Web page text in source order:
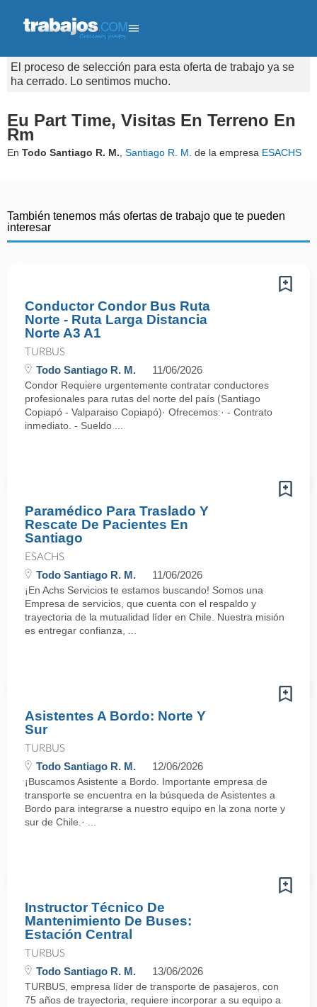
El proceso de selección para esta oferta de trabajo ya se
ha cerrado. Lo sentimos mucho.
Eu Part Time, Visitas En Terreno En
Rm
En Todo Santiago R. M. Santiago R. M. de la empresa ESACHS
También tenemos más ofertas de trabajo que te pueden
interesar
Conductor Condor Bus Ruta
Norte - Ruta Larga Distancia
Norte A3 A1
TURBUS
Todo Santiago R. M. 11/06/2026
Condor Requiere urgentemente contratar conductores
profesionales para rutas del norte del país (Santiago
Copiapó - Valparaiso Copiapó)· Ofrecemos:· - Contrato
inmediato. - Sueldo ...
Paramédico Para Traslado Y
Rescate De Pacientes En
Santiago
ESACHS
Todo Santiago R. M. 11/06/2026
¡En Achs Servicios te estamos buscando! Somos una
Empresa de servicios, que cuenta con el respaldo y
trayectoria de la mutualidad líder en Chile. Nuestra misión
es entregar confianza, ...
Asistentes A Bordo: Norte Y
Sur
TURBUS
Todo Santiago R. M. 12/06/2026
¡Buscamos Asistente a Bordo. Importante empresa de
transporte se encuentra en la búsqueda de Asistentes a
Bordo para integrarse a nuestro equipo en la zona norte y
sur de Chile.· ...
Instructor Técnico De
Mantenimiento De Buses:
Estación Central
TURBUS
Todo Santiago R. M. 13/06/2026
TURBUS, empresa líder de transporte de pasajeros, con
75 años de trayectoria, requiere incorporar a su equipo a